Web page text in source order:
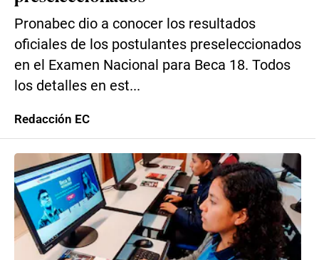
Pronabec dio a conocer los resultados
oficiales de los postulantes preseleccionados
en el Examen Nacional para Beca 18. Todos
los detalles en est...
Redacción EC